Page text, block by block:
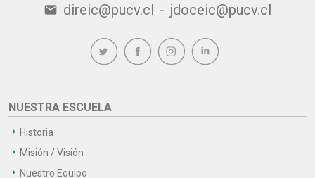
email direic@pucv.cl - jdoceic@pucv.cl
NUESTRA ESCUELA
Historia
Misión / Visión
Nuestro Equipo